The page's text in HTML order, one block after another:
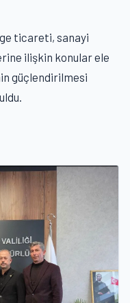
ticareti, sanayi
ilişkin konular ele
güçlendirilmesi